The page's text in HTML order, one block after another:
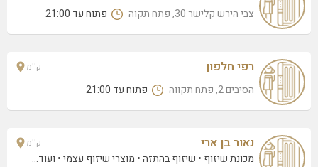
צבי הירש קלישר 30, פתח תקוה פתוח עד 21:00
רפי חלפון
הסיבים 2, פתח תקווה פתוח עד 21:00
ק''מ
נאור בן ארי
מכונת שיזוף שיזוף בהתזה מוצרי שיזוף עצמי• ועוד...
ק''מ